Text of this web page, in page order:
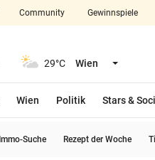
closeSchließen
arrow_right
Community Gewinnspiele
29°C Wien Menü
Wien Politik Stars &
Immo-Suche Rezept der Woche